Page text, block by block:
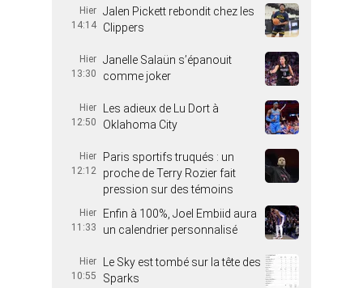
Hier
14:14
Jalen Pickett rebondit chez les
Clippers
Hier
13:30
Janelle Salaün s’épanouit
comme joker
Hier
12:50
Les adieux de Lu Dort à
Oklahoma City
Hier
12:12
Paris sportifs truqués : un
proche de Terry Rozier fait
pression sur des témoins
Hier
11:33
Enfin à 100%, Joel Embiid aura
un calendrier personnalisé
Hier
10:55
Le Sky est tombé sur la tête des
Sparks